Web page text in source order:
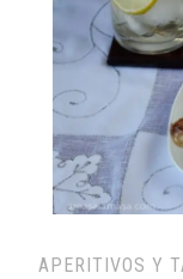
APERITIVOS Y